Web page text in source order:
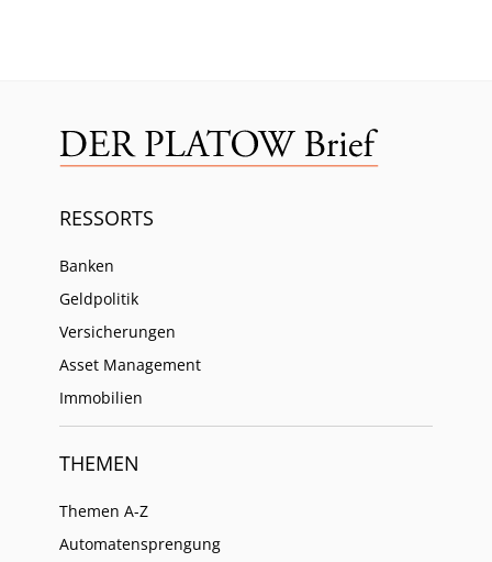
RESSORTS
Banken
Geldpolitik
Versicherungen
Asset Management
Immobilien
THEMEN
Themen A-Z
Automatensprengung